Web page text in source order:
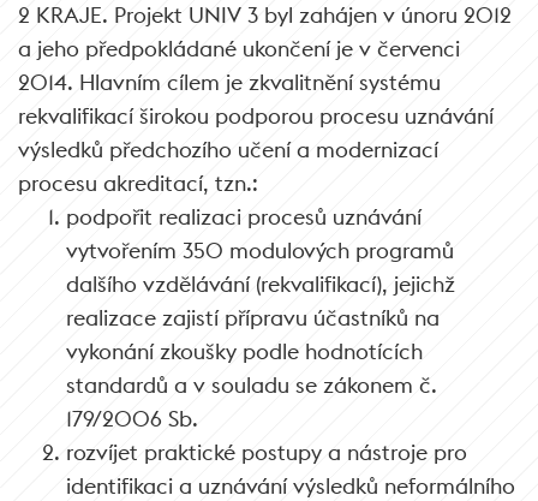
2 KRAJE. Projekt UNIV 3 byl zahájen v únoru 2012
a jeho předpokládané ukončení je v červenci
2014. Hlavním cílem je zkvalitnění systému
rekvalifikací širokou podporou procesu uznávání
výsledků předchozího učení a modernizací
procesu akreditací, tzn.:
podpořit realizaci procesů uznávání
vytvořením 350 modulových programů
dalšího vzdělávání (rekvalifikací), jejichž
realizace zajistí přípravu účastníků na
vykonání zkoušky podle hodnotících
standardů a v souladu se zákonem č.
179/2006 Sb.
rozvíjet praktické postupy a nástroje pro
identifikaci a uznávání výsledků neformálního